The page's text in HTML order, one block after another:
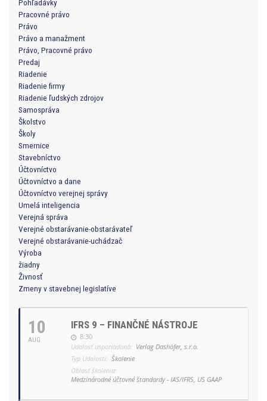
Pohľadávky
Pracovné právo
Právo
Právo a manažment
Právo, Pracovné právo
Predaj
Riadenie
Riadenie firmy
Riadenie ľudských zdrojov
Samospráva
Školstvo
Školy
Smernice
Stavebníctvo
Účtovníctvo
Účtovníctvo a dane
Účtovníctvo verejnej správy
Umelá inteligencia
Verejná správa
Verejné obstarávanie-obstarávateľ
Verejné obstarávanie-uchádzač
Výroba
žiadny
Živnosť
Zmeny v stavebnej legislatíve
10
AUG
IFRS 9 – FINANČNÉ NÁSTROJE
8:30
Udalosť usporiadaná: Verlag Dashöfer, s.r.o.
Typ Udalosti: Školenie
Oblasť školenia:
Medzinárodné účtovné štandardy - IAS/IFRS, US GAAP